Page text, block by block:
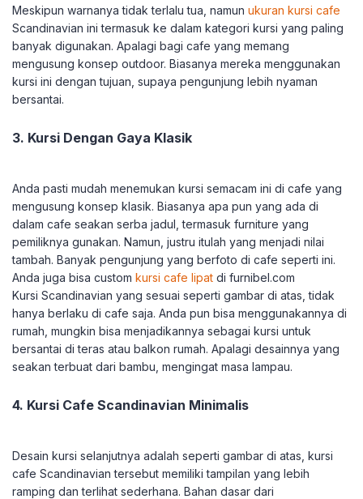
Meskipun warnanya tidak terlalu tua, namun ukuran kursi cafe
Scandinavian ini termasuk ke dalam kategori kursi yang paling
banyak digunakan. Apalagi bagi cafe yang memang
mengusung konsep outdoor. Biasanya mereka menggunakan
kursi ini dengan tujuan, supaya pengunjung lebih nyaman
bersantai.
3. Kursi Dengan Gaya Klasik
Anda pasti mudah menemukan kursi semacam ini di cafe yang
mengusung konsep klasik. Biasanya apa pun yang ada di
dalam cafe seakan serba jadul, termasuk furniture yang
pemiliknya gunakan. Namun, justru itulah yang menjadi nilai
tambah. Banyak pengunjung yang berfoto di cafe seperti ini.
Anda juga bisa custom kursi cafe lipat di furnibel.com
Kursi Scandinavian yang sesuai seperti gambar di atas, tidak
hanya berlaku di cafe saja. Anda pun bisa menggunakannya di
rumah, mungkin bisa menjadikannya sebagai kursi untuk
bersantai di teras atau balkon rumah. Apalagi desainnya yang
seakan terbuat dari bambu, mengingat masa lampau.
4. Kursi Cafe Scandinavian Minimalis
Desain kursi selanjutnya adalah seperti gambar di atas, kursi
cafe Scandinavian tersebut memiliki tampilan yang lebih
ramping dan terlihat sederhana. Bahan dasar dari